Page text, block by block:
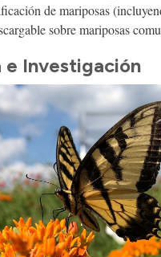
de mariposas
sobre mariposas
e Investigación